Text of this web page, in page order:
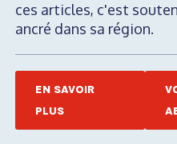
ces articles, c'est
ancré dans sa région.
EN SAVOIR
PLUS